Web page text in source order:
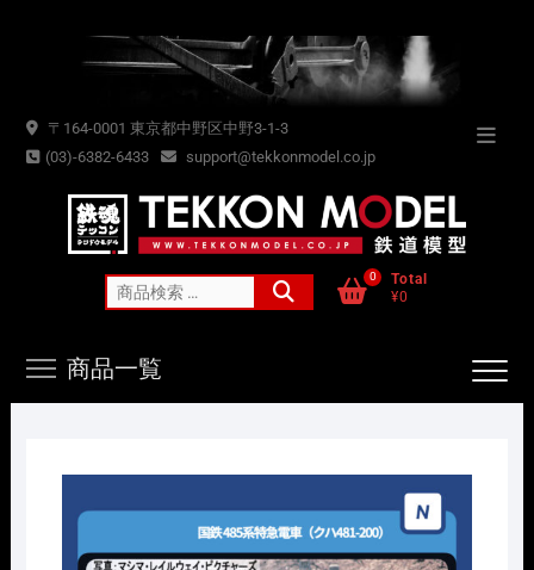
〒164-0001 東京都中野区中野3-1-3
(03)-6382-6433
support@tekkonmodel.co.jp
索
0
Total
¥0
商品一覧